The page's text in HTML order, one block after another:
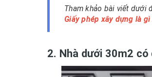
Tham khảo bài viết dưới
Giấy phép xây dựng là gì
2. Nhà dưới 30m2